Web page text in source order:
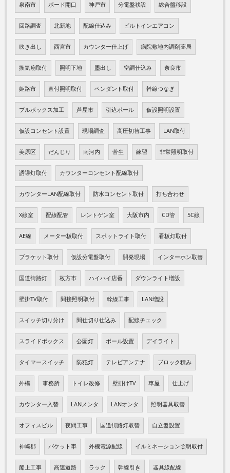
泉南市 ボード開口 神戸市 分電盤移設 総合盤移設
回路調査 北新地 配線仕込み ビルトインエアコン
吹き出し 西宮市 カウンター仕上げ 病院敷地内調剤薬局
換気扇取付 照明下地 墨出し 空調仕込み 奈良市
姫路市 直付照明取付 ペンダント取付 幹線つなぎ
プルボックス加工 芦屋市 引込ポール 仮設照明設置
仮設コンセント設置 現場調査 高圧切替工事 LAN取付
美原区 だんじり 南河内 菅生 練習 非常照明取付
誘導灯取付 カウンターコンセント配線取付
カウンターLAN配線取付 防水コンセント取付 打ち合わせ
X線室 配線配管 レントゲン室 大阪市内 CD管 5C線
AE線 メーター板取付 スポットライト取付 看板灯取付
ブラケット取付 仮設分電盤取付 開発現場 インターホン取替
国道街路灯 枚方市 ハイハイ店番 ダウンライト増設
壁掛TV取付 間接照明取付 幹線工事 LAN増設
スイッチ切り分け 間仕切り仕込み 配線チェック
スライドボックス 公園灯 ポール設置 デイライト
タイマースイッチ 防犯灯 テレビアンテナ ブロック積み
外構 事務所 トイレ改修 壁掛けTV 車屋 仕上げ
カウンター入替 LANメンタ LANオンタ 照明器具取替
オフィスビル 夜間工事 国道街路灯取替 自立盤設置
神崎郡 バケット車 外機電源配線 イルミネーション照明取付
船上工事 高速道路 ラック 幹線引き 器具線配線